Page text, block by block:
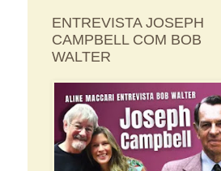
ENTREVISTA JOSEPH
CAMPBELL COM BOB
WALTER